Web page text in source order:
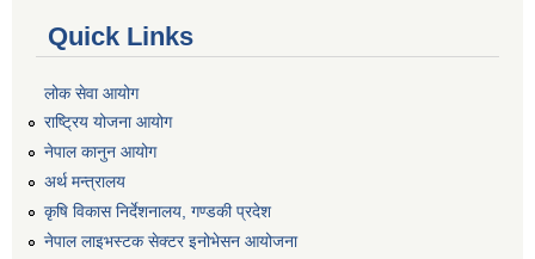
Quick Links
लोक सेवा आयोग
राष्ट्रिय योजना आयोग
नेपाल कानुन आयोग
अर्थ मन्त्रालय
कृषि विकास निर्देशनालय, गण्डकी प्रदेश
नेपाल लाइभस्टक सेक्टर इनोभेसन आयोजना